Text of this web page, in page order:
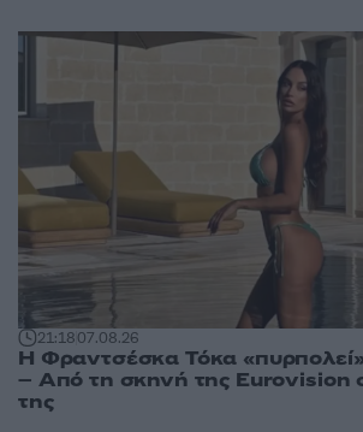
21:1807.08.26
Η Φραντσέσκα Τόκα
– Από τη σκηνή της Eurovision
της